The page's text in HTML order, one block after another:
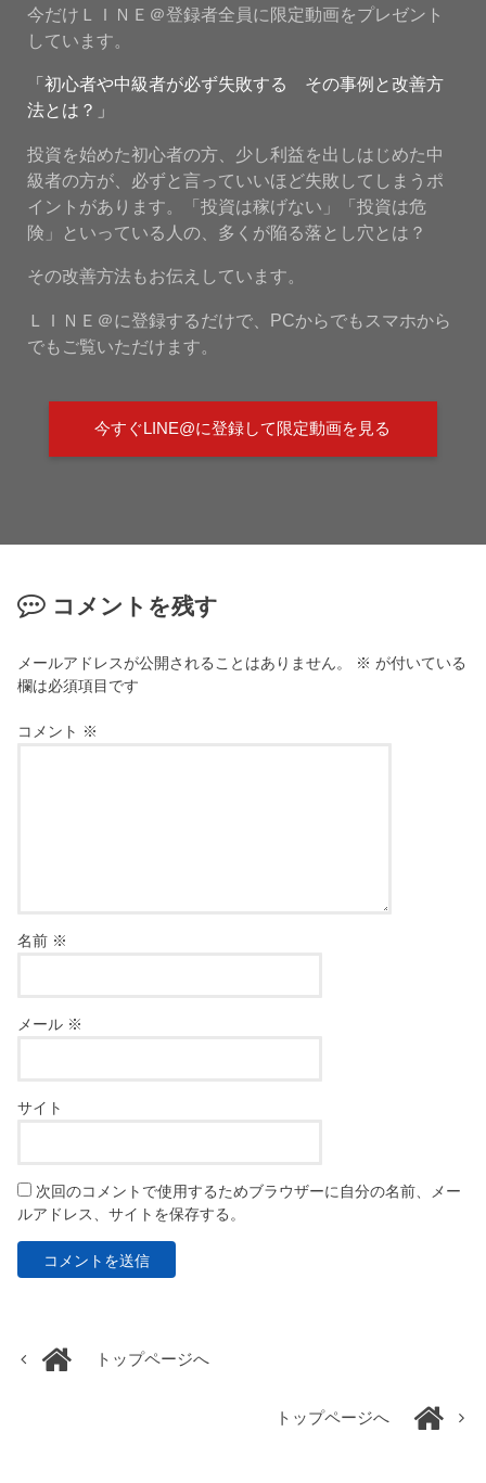
今だけＬＩＮＥ＠登録者全員に限定動画をプレゼント
しています。
「初心者や中級者が必ず失敗する その事例と改善方
法とは？」
投資を始めた初心者の方、少し利益を出しはじめた中
級者の方が、必ずと言っていいほど失敗してしまうポ
イントがあります。「投資は稼げない」「投資は危
険」といっている人の、多くが陥る落とし穴とは？
その改善方法もお伝えしています。
ＬＩＮＥ＠に登録するだけで、PCからでもスマホから
でもご覧いただけます。
今すぐLINE@に登録して限定動画を見る
コメントを残す
メールアドレスが公開されることはありません。 ※ が付いている
欄は必須項目です
コメント ※
名前 ※
メール ※
サイト
次回のコメントで使用するためブラウザーに自分の名前、メー
ルアドレス、サイトを保存する。
トップページへ
トップページへ